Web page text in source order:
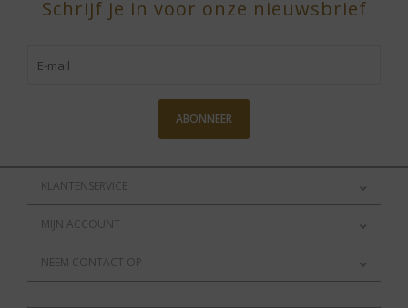
Schrijf je in voor onze nieuwsbrief
ABONNEER
KLANTENSERVICE
MIJN ACCOUNT
NEEM CONTACT OP